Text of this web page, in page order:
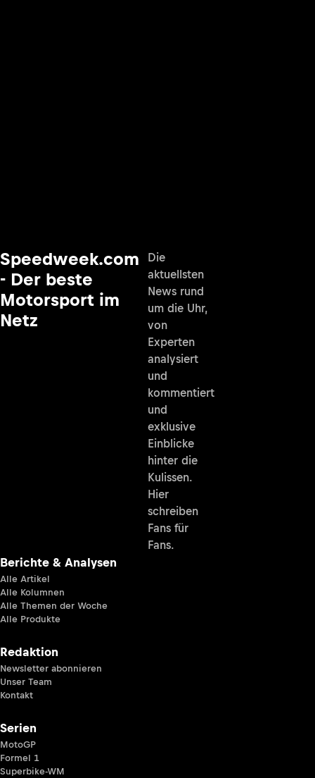
Speedweek.com
- Der beste
Motorsport im
Netz
Die
aktuellsten
News rund
um die Uhr,
von
Experten
analysiert
und
kommentiert
und
exklusive
Einblicke
hinter die
Kulissen.
Hier
schreiben
Fans für
Fans.
Berichte & Analysen
Alle Artikel
Alle Kolumnen
Alle Themen der Woche
Alle Produkte
Redaktion
Newsletter abonnieren
Unser Team
Kontakt
Serien
MotoGP
Formel 1
Superbike-WM